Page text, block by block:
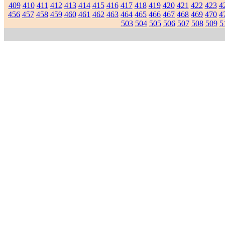
409 410 411 412 413 414 415 416 417 418 419 420 421 422 423
456 457 458 459 460 461 462 463 464 465 466 467 468 469 470
503 504 505 506 507 508 509